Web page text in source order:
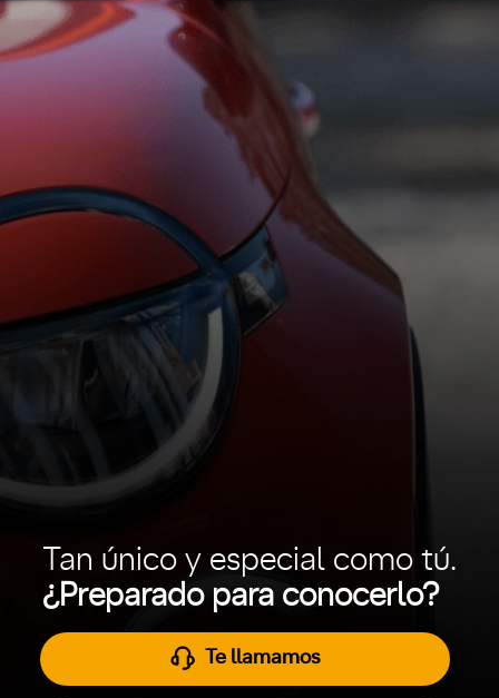
Tan único y especial como tú.
¿Preparado para conocerlo?
Te llamamos